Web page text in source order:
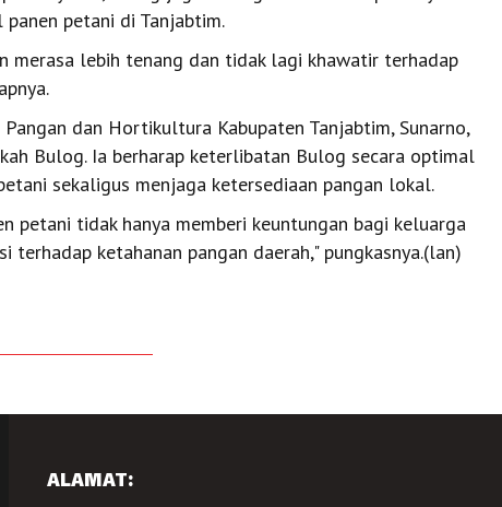
petani di Tanjabtim.
merasa lebih tenang dan tidak lagi khawatir terhadap
dan Hortikultura Kabupaten Tanjabtim, Sunarno,
Bulog. Ia berharap keterlibatan Bulog secara optimal
sekaligus menjaga ketersediaan pangan lokal.
petani tidak hanya memberi keuntungan bagi keluarga
ketahanan pangan daerah," pungkasnya.(lan)
ALAMAT: